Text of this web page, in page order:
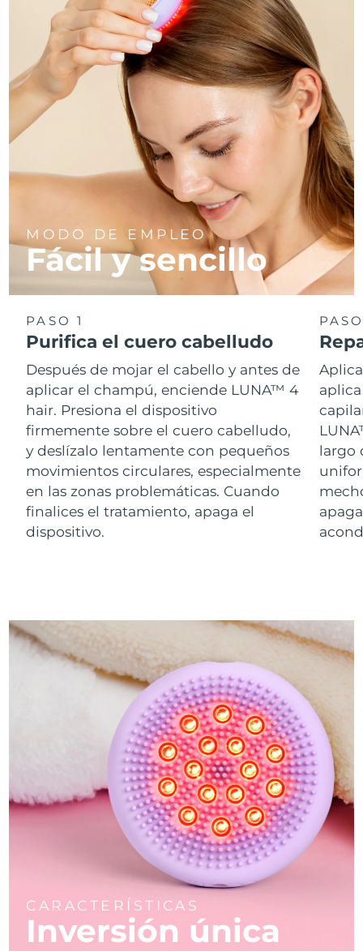
MODO DE EMPLEO
Fácil y sencillo
PASO 1
Purifica el cuero cabelludo
Después de mojar el cabello y antes de
aplicar el champú, enciende LUNA™ 4
hair. Presiona el dispositivo
firmemente sobre el cuero cabelludo,
y deslízalo lentamente con pequeños
movimientos circulares, especialmente
en las zonas problemáticas. Cuando
finalices el tratamiento, apaga el
dispositivo.
largo
CARACTERÍSTICAS
Inversión única